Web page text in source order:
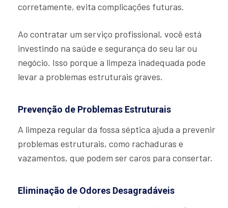
corretamente, evita complicações futuras.
Ao contratar um serviço profissional, você está
investindo na saúde e segurança do seu lar ou
negócio. Isso porque a limpeza inadequada pode
levar a problemas estruturais graves.
Prevenção de Problemas Estruturais
A limpeza regular da fossa séptica ajuda a prevenir
problemas estruturais, como rachaduras e
vazamentos, que podem ser caros para consertar.
Eliminação de Odores Desagradáveis